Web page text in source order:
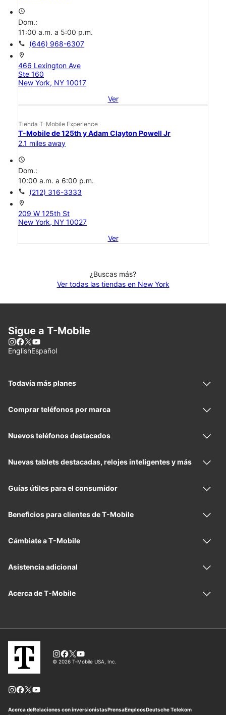
access_time
Dom.:
11:00 a.m. a 5:00 p.m.
call (646) 968-6307
location_on
466 Lexington Ave
Ste 160
New York, NY 10017
Ver
Tienda T-Mobile Experience
T-Mobile de 125th y Adam Clayton Powell Jr
2.1 miles away
access_time
Dom.:
10:00 a.m. a 6:00 p.m.
call (212) 316-3333
location_on
209 W 125th St
New York, NY 10027
Ver
¿Buscas más?
Ver todas las tiendas en New York